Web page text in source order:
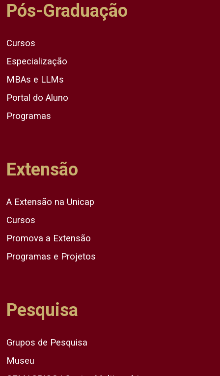
Pós-Graduação
Cursos
Especialização
MBAs e LLMs
Portal do Aluno
Programas
Extensão
A Extensão na Unicap
Cursos
Promova a Extensão
Programas e Projetos
Pesquisa
Grupos de Pesquisa
Museu